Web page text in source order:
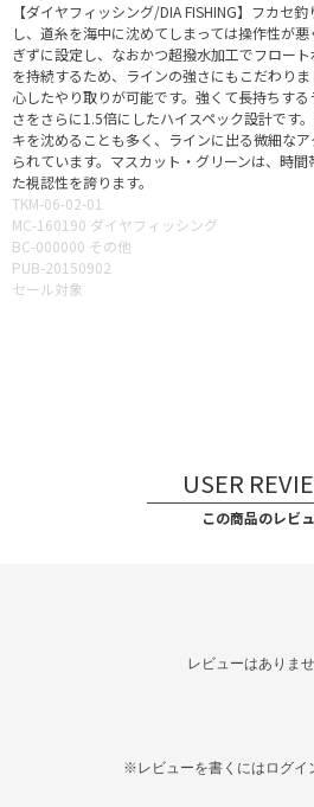
【ダイヤフィッシング/DIA FISHING】フカセ
し、道糸を海中に沈めてしまっては操作性が
ぎずに設定し、なおかつ超撥水加工でフロー
を持続するため、ラインの強さにもこだわり
心したやり取りが可能です。強くて長持ちす
さをさらに1.5倍にしたハイスペック設計です
キを沈めることも多く、ラインに出る微細な
られています。マスカット・グリーンは、時
た視認性を誇ります。
TKM-06-02-01
MC-160190 ダイヤフィッシング
BC-000000 その他
PUB-20150902
セール対象
USER
この商品のレビ
レビューはありませ
※レビューを書くには ログイ